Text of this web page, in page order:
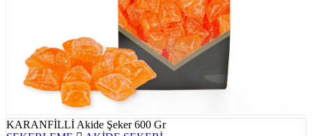
KARANFİLLİ Akide Şeker 600 Gr